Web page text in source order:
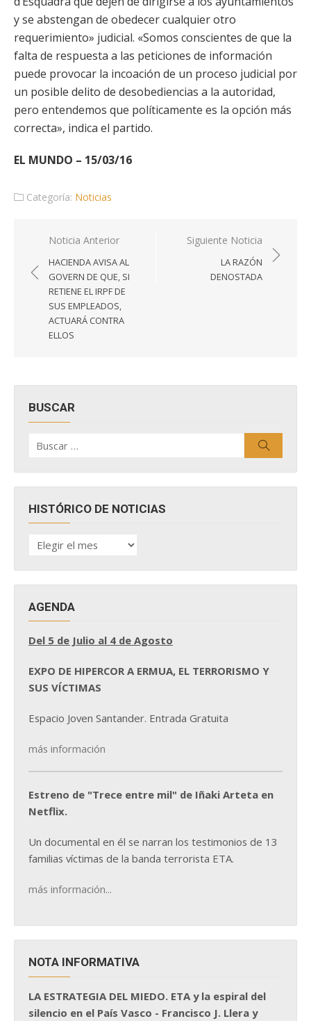
y se abstengan de obedecer cualquier otro
requerimiento» judicial. «Somos conscientes de que la
falta de respuesta a las peticiones de información
puede provocar la incoación de un proceso judicial por
un posible delito de desobediencias a la autoridad,
pero entendemos que políticamente es la opción más
correcta», indica el partido.
EL MUNDO – 15/03/16
Categoría: Noticias
Navegación
entradas
Noticia Anterior
HACIENDA AVISA AL
GOVERN DE QUE, SI
RETIENE EL IRPF DE
SUS EMPLEADOS,
ACTUARÁ CONTRA
ELLOS
Siguiente Noticia
LA RAZÓN
DENOSTADA
BUSCAR
por:
HISTÓRICO DE NOTICIAS
HISTÓRICO
DE
AGENDA
Del 5 de Julio al 4 de Agosto
EXPO DE HIPERCOR A ERMUA, EL TERRORISMO Y
SUS VÍCTIMAS
Espacio Joven Santander. Entrada Gratuita
más información
Estreno de "Trece entre mil" de Iñaki Arteta en
Netflix.
Un documental en él se narran los testimonios de 13
familias víctimas de la banda terrorista ETA.
más información...
NOTA INFORMATIVA
LA ESTRATEGIA DEL MIEDO. ETA y la espiral del
silencio en el País Vasco - Francisco J. Llera y